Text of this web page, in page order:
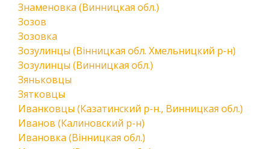
Знаменовка (Винницкая обл.)
Зозов
Зозовка
Зозулинцы (Вінницкая обл. Хмельницкий р-н)
Зозулинцы (Винницкая обл.)
Зяньковцы
Зятковцы
Иванковцы (Казатинский р-н., Винницкая обл.)
Иванов (Калиновский р-н)
Ивановка (Вінницкая обл.)